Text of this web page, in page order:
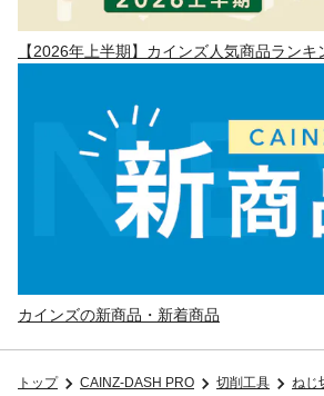
【2026年上半期】カインズ人気商品ランキ
カインズの新商品・新着商品
トップ CAINZ-DASH PRO 切削工具
ねじ